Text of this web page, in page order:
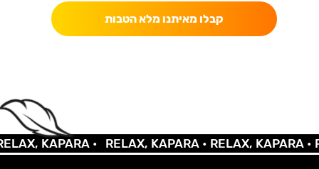
קבלו מאיתנו מלא הטבות
KAPARA • RELAX, KAPARA •RELAX, KAPARA •